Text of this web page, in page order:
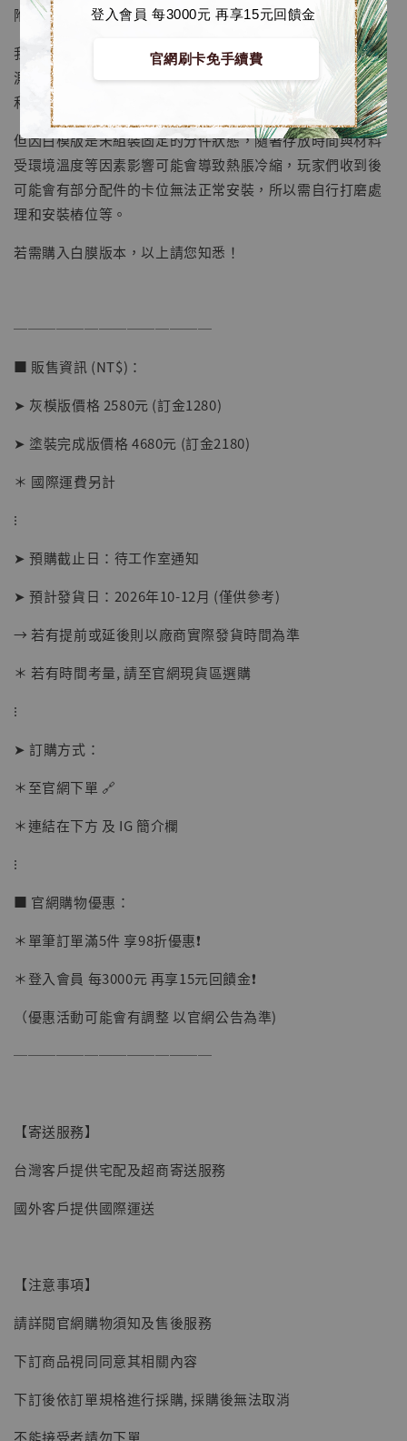
登入會員 每3000元 再享15元回饋金
官網刷卡免手續費
【現貨】BJSTUDIO 1/6系列可動蒐藏人偶 讓
NT$ 4,980
NT$ 5,300
+
加入購物車
附贈蕾塞的眼睛與眉毛的水貼紙。
我們在出貨前完成質檢白胚的胚體，進行修毛邊和卡位組裝
測試，檢查與填補白胚表面氣孔等常規修胚環節；部分主件
和配件的組裝卡位內會安裝磁鐵磁吸，以便玩家們組裝。
但因白模版是未組裝固定的分件狀態，隨著存放時間與材料
受環境溫度等因素影響可能會導致熱脹冷縮，玩家們收到後
可能會有部分配件的卡位無法正常安裝，所以需自行打磨處
理和安裝樁位等。
若需購入白膜版本，以上請您知悉！
──────────────
■ 販售資訊 (NT$)：
➤ 灰模版價格 2580元 (訂金1280)
➤ 塗裝完成版價格 4680元 (訂金2180)
＊ 國際運費另計
⁝
➤ 預購截止日：待工作室通知
➤ 預計發貨日：2026年10-12月 (僅供參考)
→ 若有提前或延後則以廠商實際發貨時間為準
＊ 若有時間考量, 請至官網現貨區選購
⁝
➤ 訂購方式：
＊至官網下單 🔗
＊連結在下方 及 IG 簡介欄
⁝
■ 官網購物優惠：
＊單筆訂單滿5件 享98折優惠❗️
＊登入會員 每3000元 再享15元回饋金❗️
（優惠活動可能會有調整 以官網公告為準)
──────────────
【寄送服務】
台灣客戶提供宅配及超商寄送服務
國外客戶提供國際運送
【注意事項】
請詳閱官網購物須知及售後服務
下訂商品視同同意其相關內容
下訂後依訂單規格進行採購, 採購後無法取消
不能接受者請勿下單